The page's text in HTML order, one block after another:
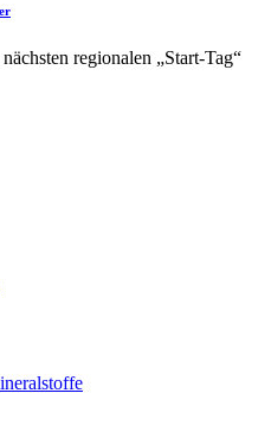
regionalen „Start-Tag“